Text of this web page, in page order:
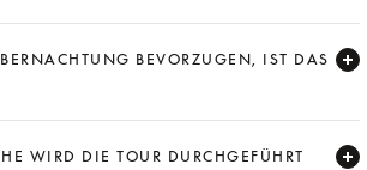
BEVORZUGEN, IST DAS
WIRD DIE TOUR DURCHGEFÜHRT